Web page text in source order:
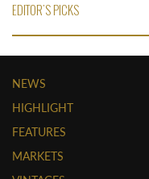
EDITOR'S PICKS
NEWS
HIGHLIGHT
FEATURES
MARKETS